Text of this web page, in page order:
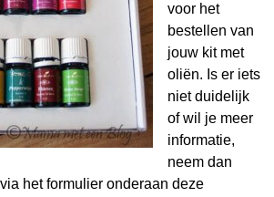
voor het
bestellen van
jouw kit met
oliën. Is er iets
niet duidelijk
of wil je meer
informatie,
neem dan
het formulier onderaan deze